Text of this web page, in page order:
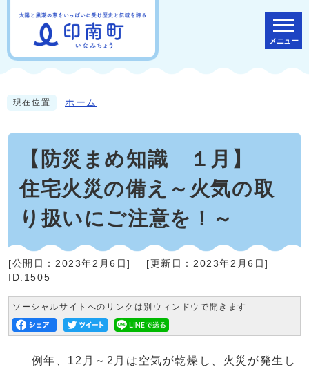
メニュー
現在位置 ホーム
【防災まめ知識 １月】
住宅火災の備え～火気の取
り扱いにご注意を！～
[公開日： 2023年2月6日] [更新日：2023年2月6日]
ID:1505
ソーシャルサイトへのリンクは別ウィンドウで開きます
例年、12月～2月は空気が乾燥し、火災が発生し